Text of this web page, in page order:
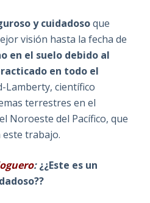
y cuidadosoque
visión hasta la fecha de
en el suelo debido al
en todo el
Lamberty, científico
terrestres en el
Noroeste del Pacífico, que
este trabajo.
:¿¿Este es un